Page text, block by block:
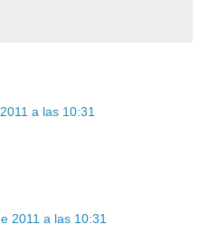
a las 10:31
2011 a las 10:31